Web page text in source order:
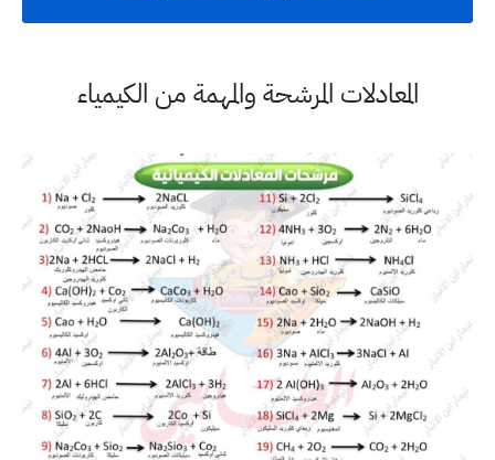
المعادلات المرشحة والمهمة من الكيمياء